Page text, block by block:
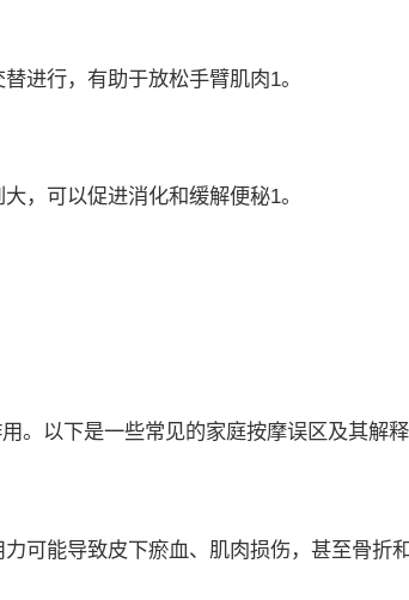
进行，有助于放松手臂肌肉1。
，可以促进消化和缓解便秘1。
。以下是一些常见的家庭按摩误区及其解
可能导致皮下瘀血、肌肉损伤，甚至骨折